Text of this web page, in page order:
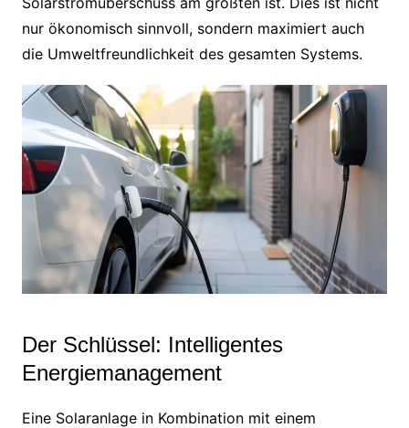
nur ökonomisch sinnvoll, sondern maximiert auch
die Umweltfreundlichkeit des gesamten Systems.
Der Schlüssel: Intelligentes
Energiemanagement
Eine Solaranlage in Kombination mit einem